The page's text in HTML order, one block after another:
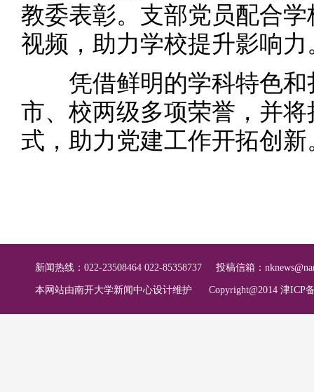
教委表彰。支部党员配合
视频，助力学校提升影响力
凭借鲜明的学科特色和
市、校两级多项荣誉，并
式，助力党建工作开拓创
新闻热线：022-23508464 022-85358737 投稿信箱：
本网站由南开大学新闻中心设计维护 Copyright@2014 津ICP